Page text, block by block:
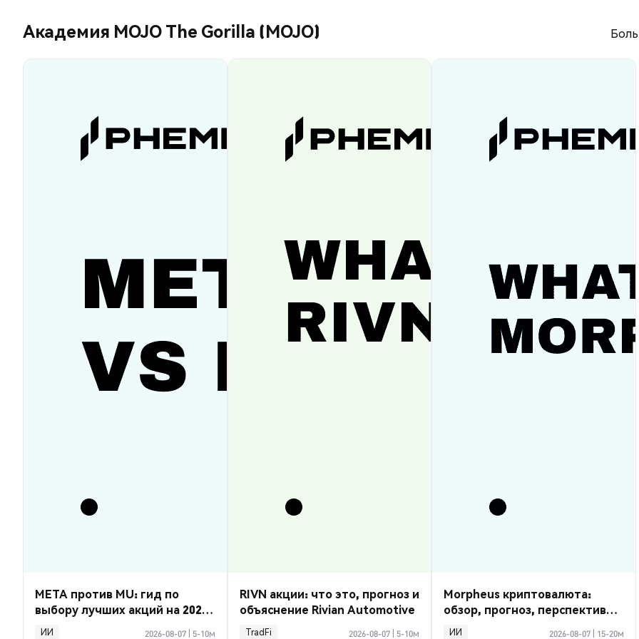
Академия MOJO The Gorilla (MOJO)
META против MU: гид по
выбору лучших акций на 2026
год
ИИ 2026-08-07 5-10м
RIVN акции: что это, прогноз и
объяснение Rivian Automotive
TradFi 2026-08-07 5-10м
Morpheus криптовалюта:
обзор, прогноз, перспективы
2026
ИИ 2026-08-07 15-20м